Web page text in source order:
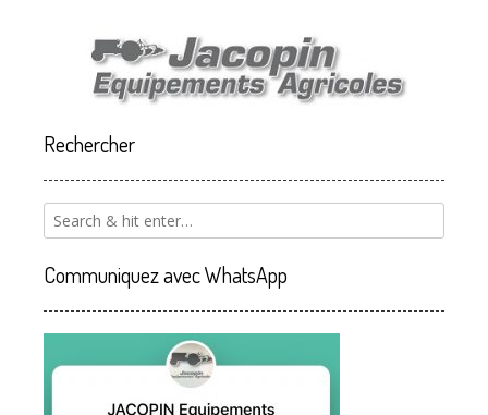
Rechercher
Communiquez avec WhatsApp